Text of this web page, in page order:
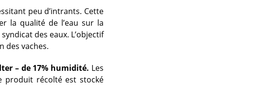
peu d’intrants. Cette
la qualité de l’eau sur la
des eaux. L’objectif
des vaches.
– de 17% humidité. Les
produit récolté est stocké